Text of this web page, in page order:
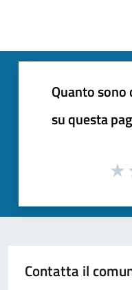
Quanto
su questa
Contatta il